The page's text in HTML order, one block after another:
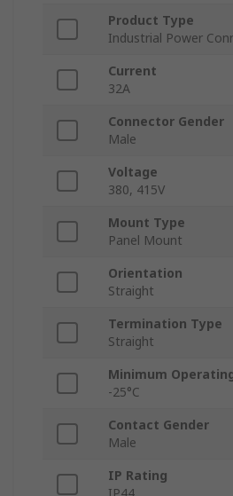
Product Type
Industrial Power
Current
32A
Connector Gender
Male
Voltage
380, 415V
Mount Type
Panel Mount
Orientation
Straight
Termination Type
Straight
Minimum
-25°C
Contact Gender
Male
IP Rating